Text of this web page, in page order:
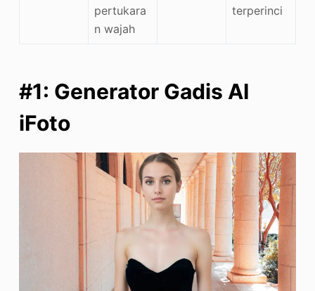
pertukara
n wajah
terperinci
#1: Generator Gadis AI
iFoto